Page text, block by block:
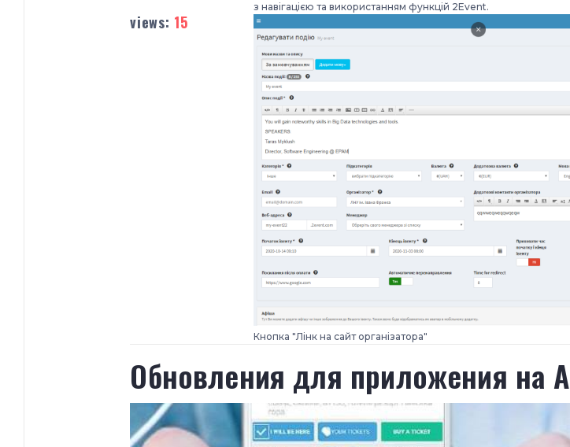
views: 15
з навігацією та використанням функцій 2Event.
Кнопка "Лінк на сайт організатора"
​Обновления для приложения на